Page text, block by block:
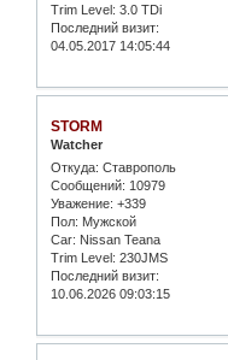
Trim Level: 3.0 TDi
Последний визит:
04.05.2017 14:05:44
STORM
Watcher
Откуда: Ставрополь
Сообщений: 10979
Уважение: +339
Пол: Мужской
Car: Nissan Teana
Trim Level: 230JMS
Последний визит:
10.06.2026 09:03:15